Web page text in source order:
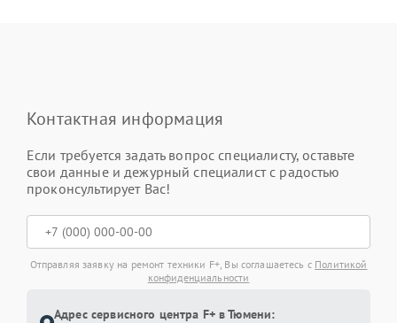
Контактная информация
Если требуется задать вопрос специалисту, оставьте
свои данные и дежурный специалист с радостью
проконсультирует Вас!
Отправляя заявку на ремонт техники F+, Вы соглашаетесь с Политикой
конфиденциальности
Адрес сервисного центра F+ в Тюмени: